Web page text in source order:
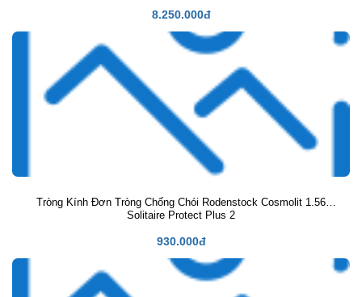
8.250.000đ
Tròng Kính Đơn Tròng Chống Chói Rodenstock Cosmolit 1.56
Solitaire Protect Plus 2
930.000đ